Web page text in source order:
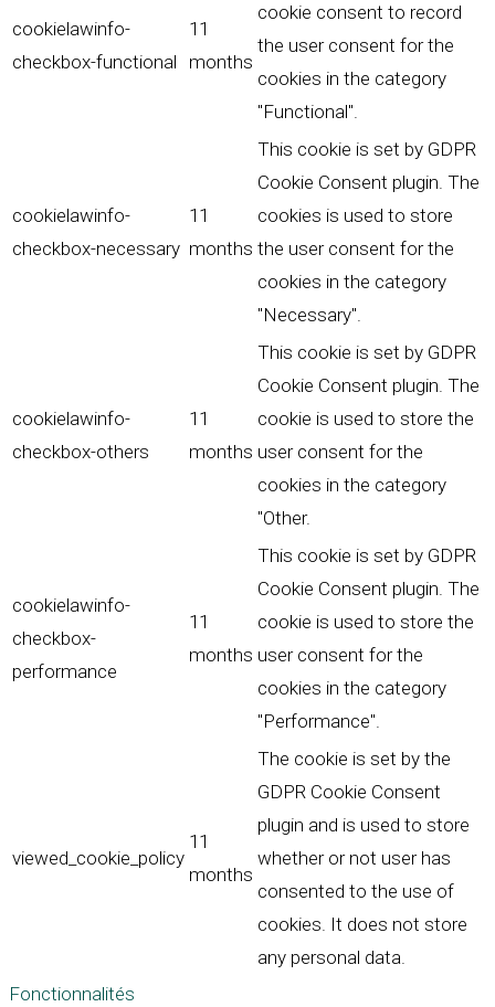
cookielawinfo-
checkbox-functional
11
months
cookie consent to record
the user consent for the
cookies in the category
"Functional".
cookielawinfo-
checkbox-necessary
11
months
This cookie is set by GDPR
Cookie Consent plugin. The
cookies is used to store
the user consent for the
cookies in the category
"Necessary".
cookielawinfo-
checkbox-others
11
months
This cookie is set by GDPR
Cookie Consent plugin. The
cookie is used to store the
user consent for the
cookies in the category
"Other.
cookielawinfo-
checkbox-
performance
11
months
This cookie is set by GDPR
Cookie Consent plugin. The
cookie is used to store the
user consent for the
cookies in the category
"Performance".
viewed_cookie_policy
11
months
The cookie is set by the
GDPR Cookie Consent
plugin and is used to store
whether or not user has
consented to the use of
cookies. It does not store
any personal data.
Fonctionnalités